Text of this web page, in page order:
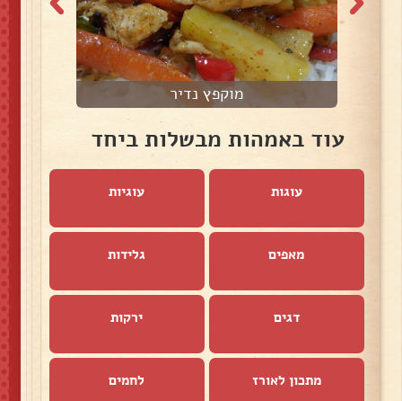
מוקפץ נדיר
עוד באמהות מבשלות ביחד
עוגות עוגיות
מאפים גלידות
דגים ירקות
מתכון לאורז לחמים